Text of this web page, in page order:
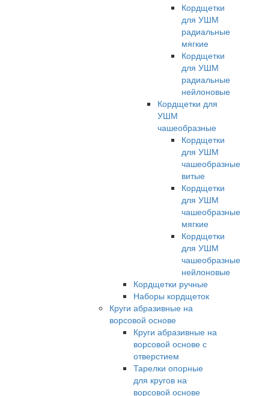
Кордщетки
для УШМ
радиальные
мягкие
Кордщетки
для УШМ
радиальные
нейлоновые
Кордщетки для
УШМ
чашеобразные
Кордщетки
для УШМ
чашеобразные
витые
Кордщетки
для УШМ
чашеобразные
мягкие
Кордщетки
для УШМ
чашеобразные
нейлоновые
Кордщетки ручные
Наборы кордщеток
Круги абразивные на
ворсовой основе
Круги абразивные на
ворсовой основе с
отверстием
Тарелки опорные
для кругов на
ворсовой основе